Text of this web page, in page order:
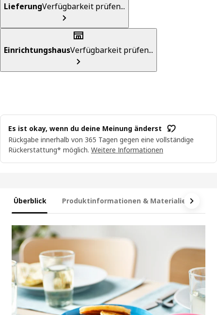
LieferungVerfügbarkeit prüfen...
EinrichtungshausVerfügbarkeit prüfen...
Es ist okay, wenn du deine Meinung änderst
Rückgabe innerhalb von 365 Tagen gegen eine vollständige
Rückerstattung* möglich. Weitere Informationen
Überblick Produktinformationen & Materialien